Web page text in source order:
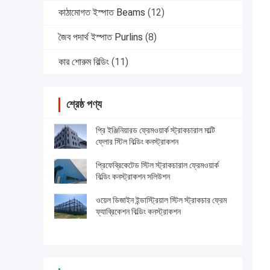
কাঠামোগত ইস্পাত Beams (12)
জৈব পদার্থ ইস্পাত Purlins (8)
কার শোরুম বিল্ডিং (11)
শ্রেষ্ঠ পণ্য
প্রি ইঞ্জিনিয়ারড ফ্রেমওয়ার্ক স্ট্রাকচারাল মাল্টি
ফ্লোর স্টিল বিল্ডিং কনস্ট্রাকশন
প্রিফেব্রিকেটেড স্টিল স্ট্রাকচারাল ফ্রেমওয়ার্ক
বিল্ডিং কনস্ট্রাকশন সলিউশন
ওয়েল ডিজাইন ইন্ডাস্ট্রিয়াল স্টিল স্ট্রাকচার ফ্রেম
ফ্যাব্রিকেশন বিল্ডিং কনস্ট্রাকশন